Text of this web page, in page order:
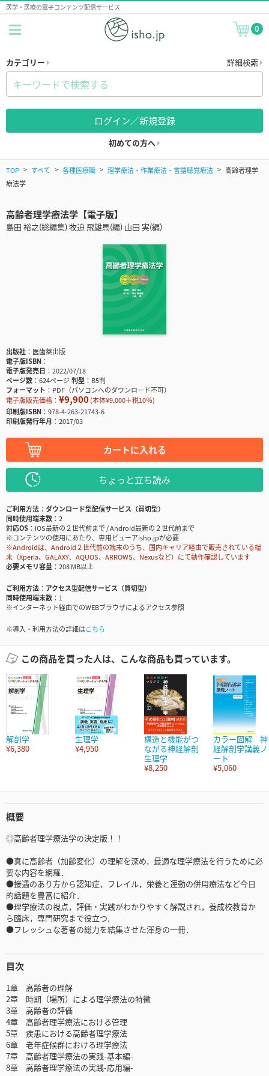
医学・医療の電子コンテンツ配信サービス
0
カテゴリー 詳細検索
ログイン／新規登録
初めての方へ
TOP すべて 各種医療職 理学療法・作業療法・言語聴覚療法
高齢者理学
療法学
高齢者理学療法学【電子版】
島田 裕之(総編集) 牧迫 飛雄馬(編) 山田 実(編)
出版社
医歯薬出版
電子版ISBN
電子版発売日
2022/07/18
ページ数
624ページ判型
B5判
フォーマット
PDF（パソコンへのダウンロード不可）
電子版販売価格： ¥9,900(本体¥9,000＋税10％)
印刷版ISBN
978-4-263-21743-6
印刷版発行年月
2017/03
カートに入れる
ちょっと立ち読み
ご利用方法
ダウンロード型配信サービス（買切型）
同時使用端末数
2
対応OS
iOS最新の２世代前まで / Android最新の２世代前まで
※コンテンツの使用にあたり、専用ビューアisho.jpが必要
※Androidは、Android２世代前の端末のうち、国内キャリア経由で販売されている端
末（Xperia、GALAXY、AQUOS、ARROWS、Nexusなど）にて動作確認しています
必要メモリ容量
208 MB以上
ご利用方法
アクセス型配信サービス（買切型）
同時使用端末数
1
※インターネット経由でのWEBブラウザによるアクセス参照
※導入・利用方法の詳細はこちら
この商品を買った人は、こんな商品も買っています。
解剖学
¥6,380
生理学
¥4,950
構造と機能がつ
ながる神経解剖
生理学
¥8,250
カラー図解 神
経解剖学講義ノ
ート
¥5,060
概要
◎高齢者理学療法学の決定版！！
●真に高齢者（加齢変化）の理解を深め，最適な理学療法を行うために必
要な内容を網羅．
●接遇のあり方から認知症，フレイル，栄養と運動の併用療法など今日
的話題を豊富に紹介．
●理学療法の視点，評価・実践がわかりやすく解説され，養成校教育か
ら臨床，専門研究まで役立つ．
●フレッシュな著者の総力を結集させた渾身の一冊．
目次
1章 高齢者の理解
2章 時期（場所）による理学療法の特徴
3章 高齢者の評価
4章 高齢者理学療法における管理
5章 疾患における高齢者理学療法
6章 老年症候群における理学療法
7章 高齢者理学療法の実践-基本編-
8章 高齢者理学療法の実践-応用編-